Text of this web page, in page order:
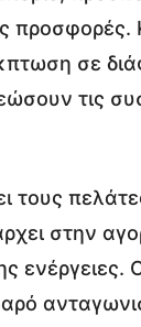
προσφορές.
σε
τις
τους
στην